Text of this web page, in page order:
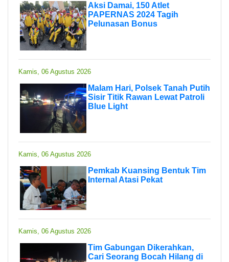
Aksi Damai, 150 Atlet
PAPERNAS 2024 Tagih
Pelunasan Bonus
Kamis, 06 Agustus 2026
Malam Hari, Polsek Tanah Putih
Sisir Titik Rawan Lewat Patroli
Blue Light
Kamis, 06 Agustus 2026
Pemkab Kuansing Bentuk Tim
Internal Atasi Pekat
Kamis, 06 Agustus 2026
Tim Gabungan Dikerahkan,
Cari Seorang Bocah Hilang di